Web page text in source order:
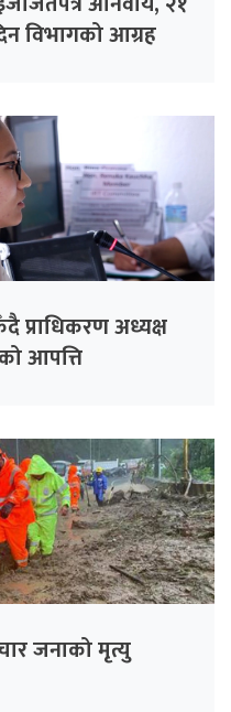
विभागको आग्रह
प्राधिकरण अध्यक्ष
आपत्ति
जनाको मृत्यु